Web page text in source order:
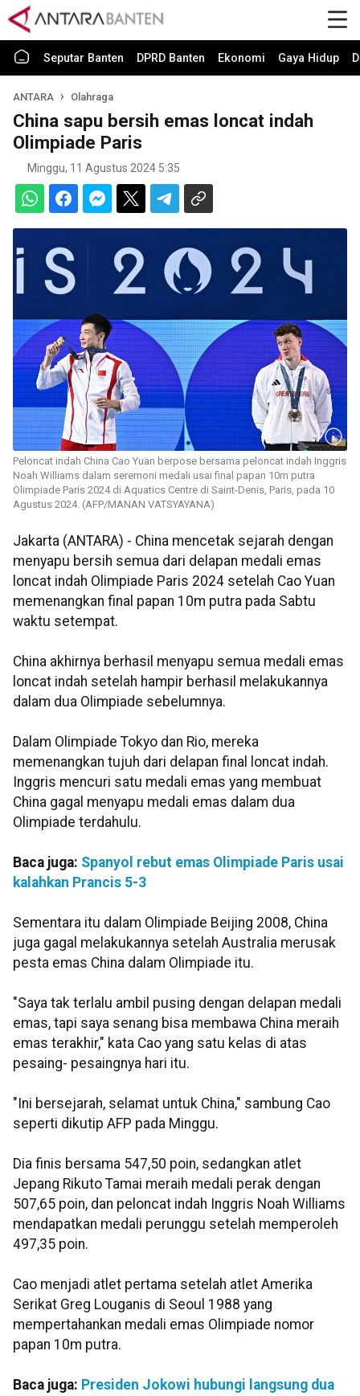
Seputar Banten DPRD Banten Ekonomi Gaya Hidup
ANTARA Olahraga
China sapu bersih emas loncat indah
Olimpiade Paris
Minggu, 11 Agustus 2024 5:35
Peloncat indah China Cao Yuan berpose bersama peloncat indah Inggris
Noah Williams dalam seremoni medali usai final papan 10m putra
Olimpiade Paris 2024 di Aquatics Centre di Saint-Denis, Paris, pada 10
Agustus 2024. (AFP/MANAN VATSYAYANA)
Jakarta (ANTARA) - China mencetak sejarah dengan
menyapu bersih semua dari delapan medali emas
loncat indah Olimpiade Paris 2024 setelah Cao Yuan
memenangkan final papan 10m putra pada Sabtu
waktu setempat.
China akhirnya berhasil menyapu semua medali emas
loncat indah setelah hampir berhasil melakukannya
dalam dua Olimpiade sebelumnya.
Dalam Olimpiade Tokyo dan Rio, mereka
memenangkan tujuh dari delapan final loncat indah.
Inggris mencuri satu medali emas yang membuat
China gagal menyapu medali emas dalam dua
Olimpiade terdahulu.
Baca juga: Spanyol rebut emas Olimpiade Paris usai
kalahkan Prancis 5-3
Sementara itu dalam Olimpiade Beijing 2008, China
juga gagal melakukannya setelah Australia merusak
pesta emas China dalam Olimpiade itu.
"Saya tak terlalu ambil pusing dengan delapan medali
emas, tapi saya senang bisa membawa China meraih
emas terakhir," kata Cao yang satu kelas di atas
pesaing- pesaingnya hari itu.
"Ini bersejarah, selamat untuk China," sambung Cao
seperti dikutip AFP pada Minggu.
Dia finis bersama 547,50 poin, sedangkan atlet
Jepang Rikuto Tamai meraih medali perak dengan
507,65 poin, dan peloncat indah Inggris Noah Williams
mendapatkan medali perunggu setelah memperoleh
497,35 poin.
Cao menjadi atlet pertama setelah atlet Amerika
Serikat Greg Louganis di Seoul 1988 yang
mempertahankan medali emas Olimpiade nomor
papan 10m putra.
Baca juga: Presiden Jokowi hubungi langsung dua